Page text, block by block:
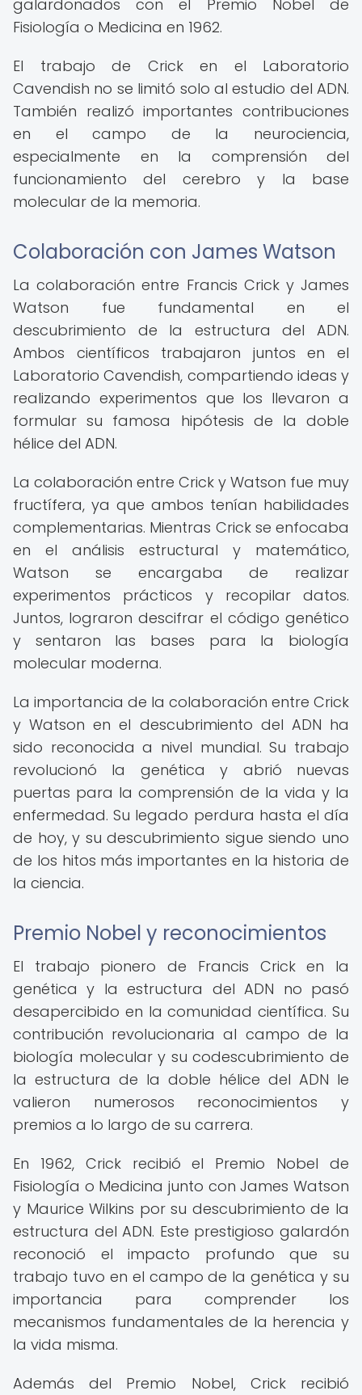
galardonados con el Premio Nobel de
Fisiología o Medicina en 1962.
El trabajo de Crick en el Laboratorio
Cavendish no se limitó solo al estudio del ADN.
También realizó importantes contribuciones
en el campo de la neurociencia,
especialmente en la comprensión del
funcionamiento del cerebro y la base
molecular de la memoria.
Colaboración con James Watson
La colaboración entre Francis Crick y James
Watson fue fundamental en el
descubrimiento de la estructura del ADN.
Ambos científicos trabajaron juntos en el
Laboratorio Cavendish, compartiendo ideas y
realizando experimentos que los llevaron a
formular su famosa hipótesis de la doble
hélice del ADN.
La colaboración entre Crick y Watson fue muy
fructífera, ya que ambos tenían habilidades
complementarias. Mientras Crick se enfocaba
en el análisis estructural y matemático,
Watson se encargaba de realizar
experimentos prácticos y recopilar datos.
Juntos, lograron descifrar el código genético
y sentaron las bases para la biología
molecular moderna.
La importancia de la colaboración entre Crick
y Watson en el descubrimiento del ADN ha
sido reconocida a nivel mundial. Su trabajo
revolucionó la genética y abrió nuevas
puertas para la comprensión de la vida y la
enfermedad. Su legado perdura hasta el día
de hoy, y su descubrimiento sigue siendo uno
de los hitos más importantes en la historia de
la ciencia.
Premio Nobel y reconocimientos
El trabajo pionero de Francis Crick en la
genética y la estructura del ADN no pasó
desapercibido en la comunidad científica. Su
contribución revolucionaria al campo de la
biología molecular y su codescubrimiento de
la estructura de la doble hélice del ADN le
valieron numerosos reconocimientos y
premios a lo largo de su carrera.
En 1962, Crick recibió el Premio Nobel de
Fisiología o Medicina junto con James Watson
y Maurice Wilkins por su descubrimiento de la
estructura del ADN. Este prestigioso galardón
reconoció el impacto profundo que su
trabajo tuvo en el campo de la genética y su
importancia para comprender los
mecanismos fundamentales de la herencia y
la vida misma.
Además del Premio Nobel, Crick recibió